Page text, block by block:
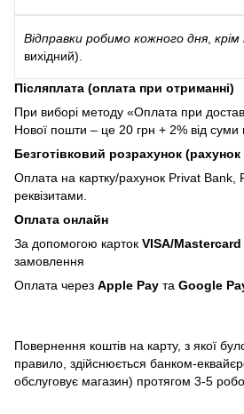
Відправки робимо кожного дня, крім
вихідний).
Післяплата (оплата при отриманні)
При виборі методу «Оплата при
Нової пошти – це 20 грн + 2% від суми
Безготівковий розрахунок
Оплата на картку/рахунок Privat Bank,
реквізитами.
Оплата онлайн
За допомогою карток VISA/Mastercard
замовлення
Оплата через Apple Pay та Google
Повернення коштів на карту, з якої
правило, здійснюється банком-
обслуговує магазин) протягом 3-5